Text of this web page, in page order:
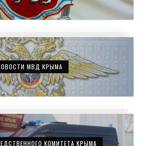
МВД КРЫМА
КОМИТЕТА КРЫМА